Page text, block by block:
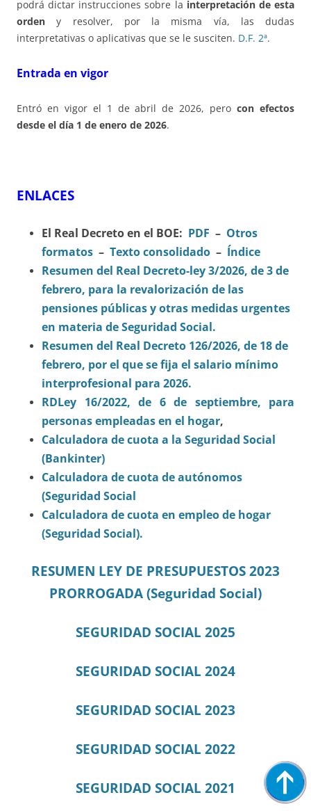
podrá dictar instrucciones sobre la interpretación de esta
orden y resolver, por la misma vía, las dudas
interpretativas o aplicativas que se le susciten. D.F. 2ª.
Entrada en vigor
Entró en vigor el 1 de abril de 2026, perocon efectos
desde el día 1 de enero de 2026.
ENLACES
El Real Decreto en el BOE: PDF – Otros
formatos – Texto consolidado – Índice
Resumen del Real Decreto-ley 3/2026, de 3 de
febrero, para la revalorización de las
pensiones públicas y otras medidas urgentes
en materia de Seguridad Social.
Resumen del Real Decreto 126/2026, de 18 de
febrero, por el que se fija el salario mínimo
interprofesional para 2026.
RDLey 16/2022, de 6 de septiembre, para
personas empleadas en el hogar,
Calculadora de cuota a la Seguridad Social
(Bankinter)
Calculadora de cuota de autónomos
(Seguridad Social
Calculadora de cuota en empleo de hogar
(Seguridad Social).
RESUMEN LEY DE PRESUPUESTOS 2023
PRORROGADA (Seguridad Social)
SEGURIDAD SOCIAL 2025
SEGURIDAD SOCIAL 2024
SEGURIDAD SOCIAL 2023
SEGURIDAD SOCIAL 2022
SEGURIDAD SOCIAL 2021